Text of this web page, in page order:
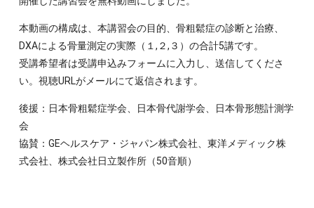
本動画の構成は、本講習会の目的、骨粗鬆症の診断と治療、
DXAによる骨量測定の実際（１,２,３）の合計5講です。
受講希望者は受講申込みフォームに入力し、送信してくださ
い。視聴URLがメールにて返信されます。
後援：日本骨粗鬆症学会、日本骨代謝学会、日本骨形態計測学
会
協賛：GEヘルスケア・ジャパン株式会社、東洋メディック株
式会社、株式会社日立製作所（50音順）